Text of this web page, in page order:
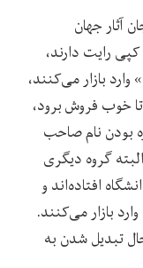
آثار جهان
رایت دارند،
بازار می‌کنند،
خوب فروش برود،
بودن نام صاحب
گروه دیگری
افتاده‌اند و
بازار می‌کنند.
تبدیل شدن به